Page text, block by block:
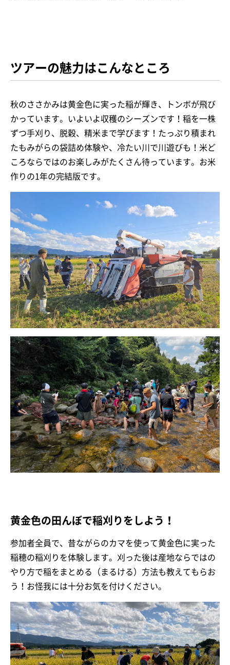
ツアーの魅力はこんなところ
秋のささかみは黄金色に実った稲が輝き、トンボが飛び
かっています。いよいよ収穫のシーズンです！稲を一株
ずつ手刈り、脱穀、精米まで学びます！たっぷり積まれ
たもみがらの袋詰め体験や、冷たい川で川遊びも！米ど
ころならではのお楽しみがたくさん待っています。お米
作りの1年の完結版です。
黄金色の田んぼで稲刈りをしよう！
参加者全員で、昔ながらのカマを使って黄金色に実った
稲穂の稲刈りを体験します。刈った後は産地ならではの
やり方で稲をまとめる（まるける）方法も教えてもらお
う！お怪我には十分お気を付けください。